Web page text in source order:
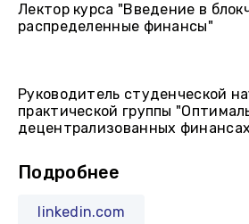
Лектор курса "Введение в
распределенные финансы"
Руководитель студенческой
практической группы
децентрализованных
Подробнее
linkedin.com